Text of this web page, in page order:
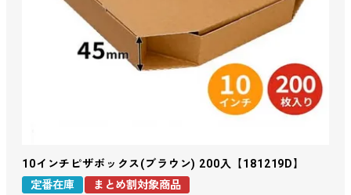
10インチピザボックス(ブラウン) 200入【181219D】
定番在庫
まとめ割対象商品